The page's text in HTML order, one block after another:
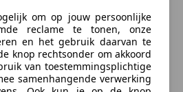
om op jouw persoonlijke
reclame te tonen, onze
en het gebruik daarvan te
knop rechtsonder om akkoord
van toestemmingsplichtige
samenhangende verwerking